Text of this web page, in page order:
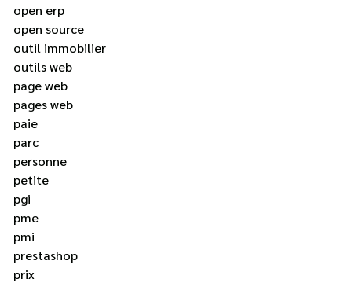
open erp
open source
outil immobilier
outils web
page web
pages web
paie
parc
personne
petite
pgi
pme
pmi
prestashop
prix